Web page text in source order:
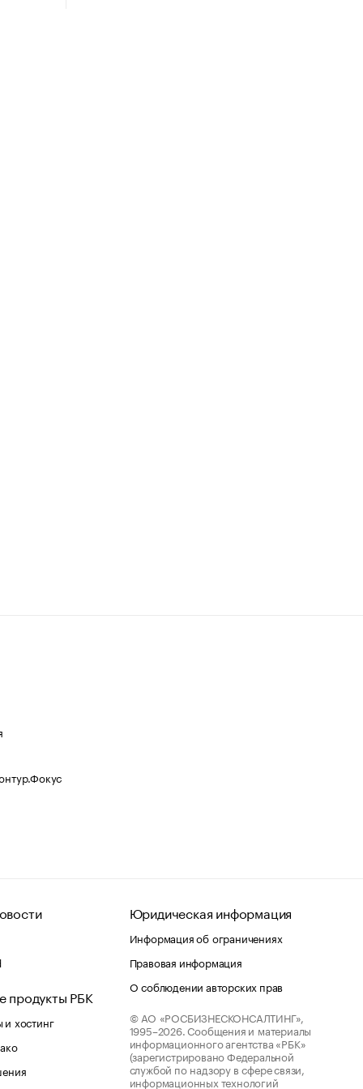
продукты РБК
хостинг
Юридическая информация
Информация об ограничениях
Правовая информация
О соблюдении авторских прав
© АО «РОСБИЗНЕСКОНСАЛТИНГ»,
1995–2026. Сообщения и материалы
информационного агентства «РБК»
(зарегистрировано Федеральной
службой по надзору в сфере связи,
информационных технологий